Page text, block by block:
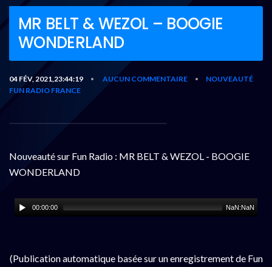
MR BELT & WEZOL – BOOGIE
WONDERLAND
04 FÉV, 2021,23:44:19 • AUCUN COMMENTAIRE •
NOUVEAUTÉ
FUN RADIO FRANCE
Nouveauté sur Fun Radio : MR BELT & WEZOL - BOOGIE
WONDERLAND
00:00:00 NaN:NaN
(Publication automatique basée sur un enregistrement de Fun